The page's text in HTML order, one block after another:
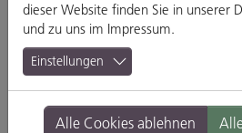
Jerusalem -
Spezialitäten
dieser Website finden Sie in unserer
und zu uns im Impressum.
Einstellungen
Alle Cookies ablehnen